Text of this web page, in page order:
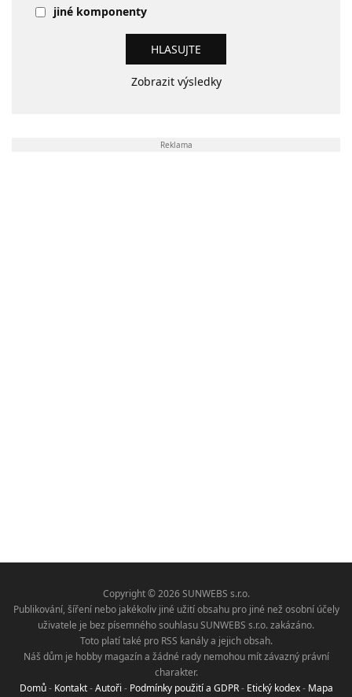
jiné komponenty
Zobrazit výsledky
Reklama
Copyright © 2026 SUNWEBS s.r.o.
Publikování, šíření nebo jakékoliv jiné užití obsahu pro jiné než osobní účely
uživatele je bez písemného souhlasu SUNWEBS s.r.o. zakázáno.
Toto platí také pro RSS kanály a jejich obsah.
Náš dům je hobby magazín a žádné rady nemohou mít závazný právní
charakter.
Domů- Kontakt-Autoři - Podmínky použití a GDPR- Etický kodex- Mapa